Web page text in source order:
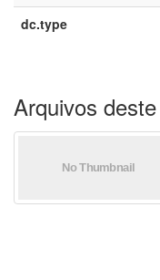
dc.type
Arquivos